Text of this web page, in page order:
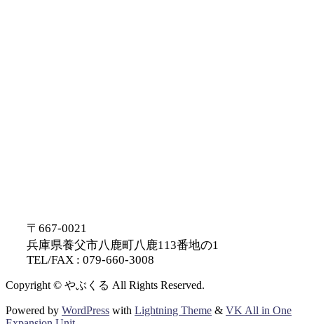
〒667-0021
兵庫県養父市八鹿町八鹿113番地の1
TEL/FAX : 079-660-3008
Copyright © やぶくる All Rights Reserved.
Powered by WordPress with Lightning Theme & VK All in One